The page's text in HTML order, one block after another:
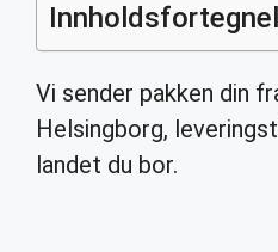
Vi sender pakken din
Helsingborg,
landet du bor.